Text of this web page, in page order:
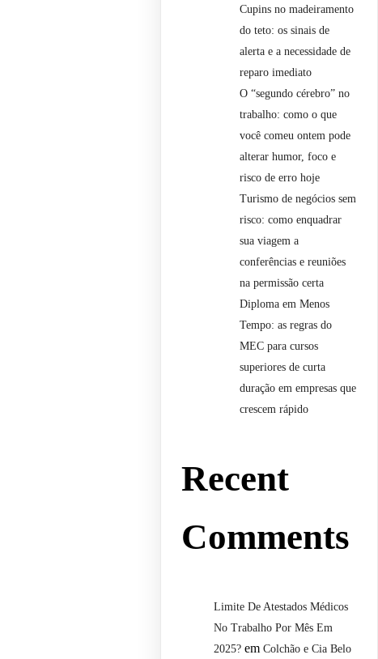
Cupins no madeiramento
do teto: os sinais de
alerta e a necessidade de
reparo imediato
O “segundo cérebro” no
trabalho: como o que
você comeu ontem pode
alterar humor, foco e
risco de erro hoje
Turismo de negócios sem
risco: como enquadrar
sua viagem a
conferências e reuniões
na permissão certa
Diploma em Menos
Tempo: as regras do
MEC para cursos
superiores de curta
duração em empresas que
crescem rápido
Recent
Comments
Limite De Atestados Médicos
No Trabalho Por Mês Em
2025? emColchão e Cia Belo